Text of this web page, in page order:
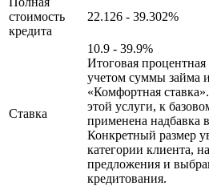
стоимость
кредита
22.126 - 39.302%
Ставка
10.9 - 39.9%
Итоговая
учетом суммы займа
«Комфортная
этой услуги, к
применена надбавка
Конкретный размер
категории клиента,
предложения и
кредитования.